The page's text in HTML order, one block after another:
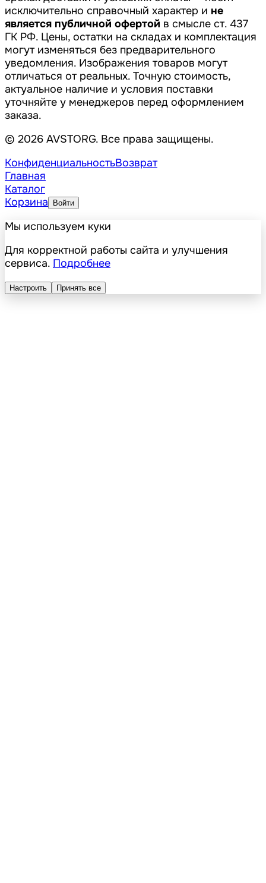
исключительно справочный характер и не
является публичной офертой в смысле ст. 437
ГК РФ. Цены, остатки на складах и комплектация
могут изменяться без предварительного
уведомления. Изображения товаров могут
отличаться от реальных. Точную стоимость,
актуальное наличие и условия поставки
уточняйте у менеджеров перед оформлением
заказа.
© 2026 AVSTORG. Все права защищены.
КонфиденциальностьВозврат
Главная
Каталог
Корзина
Войти
Мы используем куки
Для корректной работы сайта и улучшения
сервиса. Подробнее
Настроить Принять все